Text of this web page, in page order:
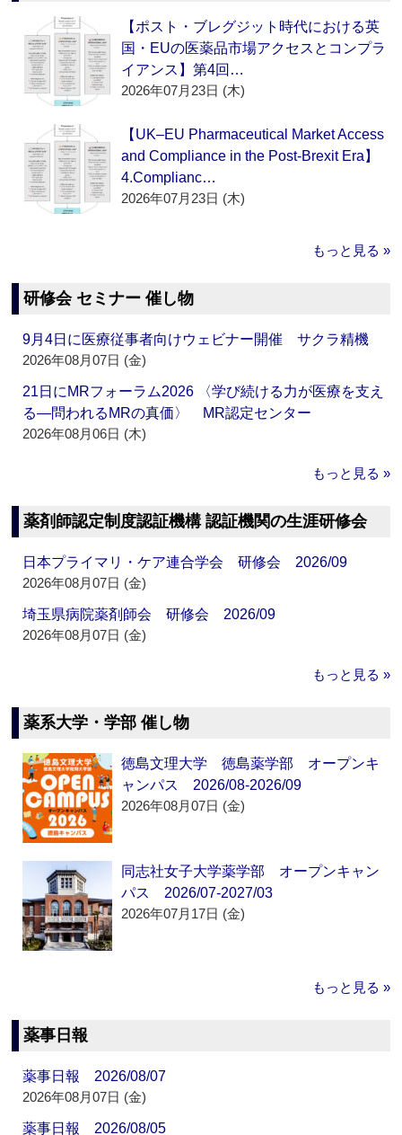
【ポスト・ブレグジット時代における英
国・EUの医薬品市場アクセスとコンプラ
イアンス】第4回…
2026年07月23日 (木)
【UK–EU Pharmaceutical Market Access
and Compliance in the Post-Brexit Era】
4.Complianc…
2026年07月23日 (木)
もっと見る »
研修会 セミナー 催し物
9月4日に医療従事者向けウェビナー開催 サクラ精機
2026年08月07日 (金)
21日にMRフォーラム2026 〈学び続ける力が医療を支え
る―問われるMRの真価〉 MR認定センター
2026年08月06日 (木)
もっと見る »
薬剤師認定制度認証機構 認証機関の生涯研修会
日本プライマリ・ケア連合学会 研修会 2026/09
2026年08月07日 (金)
埼玉県病院薬剤師会 研修会 2026/09
2026年08月07日 (金)
もっと見る »
薬系大学・学部 催し物
徳島文理大学 徳島薬学部 オープンキ
ャンパス 2026/08-2026/09
2026年08月07日 (金)
同志社女子大学薬学部 オープンキャン
パス 2026/07-2027/03
2026年07月17日 (金)
もっと見る »
薬事日報
薬事日報 2026/08/07
2026年08月07日 (金)
薬事日報 2026/08/05